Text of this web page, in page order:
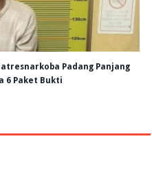
Padang Panjang
6 Paket Bukti